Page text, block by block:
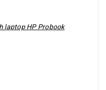
laptop HP Probook